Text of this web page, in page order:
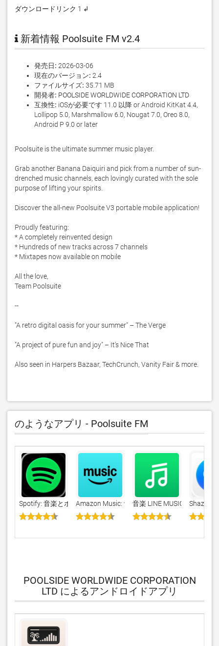
ダウンロードリンク 1 ↲
新着情報 Poolsuite FM v2.4
発売日: 2026-03-06
現在のバージョン: 2.4
ファイルサイズ: 35.71 MB
開発者: POOLSIDE WORLDWIDE CORPORATION LTD
互換性: iOSが必要です 11.0 以降 or Android KitKat 4.4,
Lollipop 5.0, Marshmallow 6.0, Nougat 7.0, Oreo 8.0,
Android P 9.0 or later
Poolsuite is the ultimate summer music player.
Grab another Banana Daiquiri and pick from a number of sun-
drenched music channels, each lovingly curated with the sole
purpose of lifting your spirits.
Discover the all-new Poolsuite V3 portable mobile application!
Proudly featuring:
* A completely reinvented design
* Hundreds of new tracks across 7 channels
* Mixtapes now available on mobile
All the love,
Team Poolsuite
--
"A retro digital oasis for your summer" – The Verge
"A project of pure fun and joy" – It's Nice That
Also seen in Harpers Bazaar, TechCrunch, Vanity Fair & more.
のようなアプリ - Poolsuite FM
Spotify: 音楽とポッドキャストAmazon Music: 音楽やポッドキャスト
音楽 LINE MUSIC 最新の歌
Shazam
POOLSIDE WORLDWIDE CORPORATION
LTD によるアンドロイドアプリ